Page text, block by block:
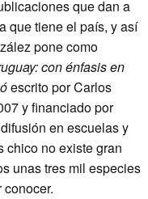
que dan a
que tiene el país, y así
pone como
con énfasis en
escrito por Carlos
y financiado por
en escuelas y
chico no existe gran
unas tres mil especies